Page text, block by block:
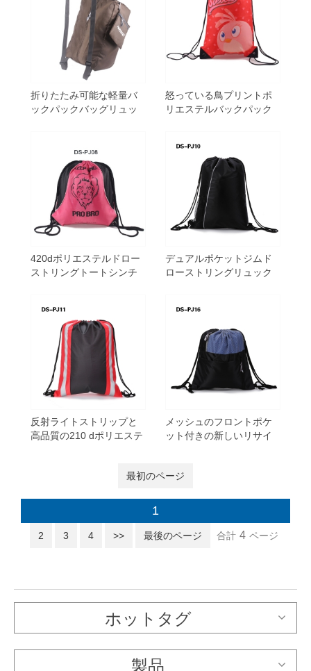
折りたたみ可能な軽量バ
ックパックバッグリュッ
怒っている鳥プリントポ
リエステルバックパック
420dポリエステルドロー
ストリングトートシンチ
デュアルポケットジムド
ローストリングリュック
反射ライトストリップと
高品質の210 dポリエステ
メッシュのフロントポケ
ット付きの新しいリサイ
最初のページ
1
2 3 4 >> 最後のページ 合計 4 ページ
ホットタグ
製品